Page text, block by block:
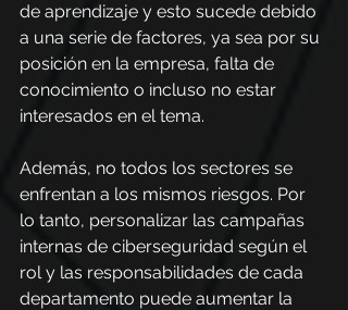
de aprendizaje y esto sucede debido
a una serie de factores, ya sea por su
posición en la empresa, falta de
conocimiento o incluso no estar
interesados en el tema.
Además, no todos los sectores se
enfrentan a los mismos riesgos. Por
lo tanto, personalizar las campañas
internas de ciberseguridad según el
rol y las responsabilidades de cada
departamento puede aumentar la